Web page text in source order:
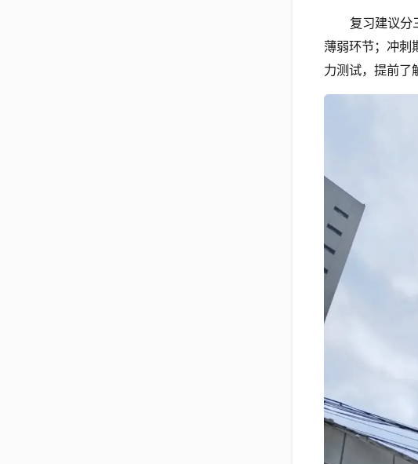
复习建议分
薄弱环节；冲刺
力测试，提前了